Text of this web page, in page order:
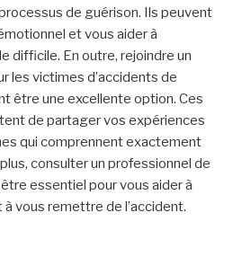
de guérison. Ils peuvent
et vous aider à
difficile. En outre, rejoindre un
les victimes d’accidents de
être une excellente option. Ces
de partager vos expériences
qui comprennent exactement
consulter un professionnel de
essentiel pour vous aider à
vous remettre de l’accident.